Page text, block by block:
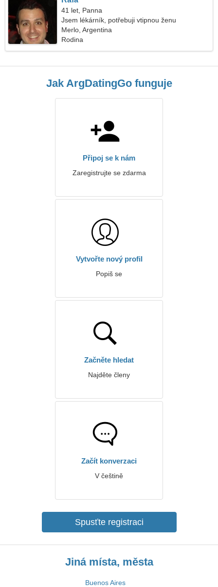
41 let, Panna
Jsem lékárník, potřebuji vtipnou ženu
Merlo, Argentina
Rodina
Jak ArgDatingGo funguje
Připoj se k nám
Zaregistrujte se zdarma
Vytvořte nový profil
Popiš se
Začněte hledat
Najděte členy
Začít konverzaci
V češtině
Spusťte registraci
Jiná místa, města
Buenos Aires